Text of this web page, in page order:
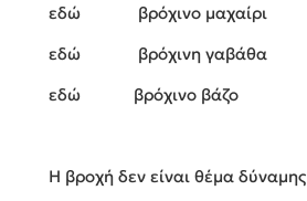
εδώ βρόχινο μαχαίρι
εδώ βρόχινη γαβάθα
εδώ βρόχινο βάζο
Η βροχή δεν είναι θέμα δύναμης